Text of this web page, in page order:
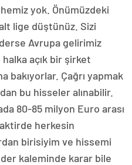
yok. Önümüzdeki
lige düştünüz. Sizi
Avrupa gelirimiz
açık bir şirket
bakıyorlar. Çağrı yapmak
bu hisseler alınabilir.
80-85 milyon Euro arası
herkesin
birisiyim ve hissemi
kaleminde karar bile